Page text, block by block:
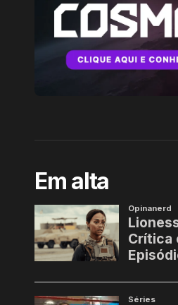
Em alta